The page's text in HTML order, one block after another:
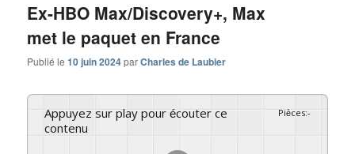
Ex-HBO Max/Discovery+, Max
met le paquet en France
Publié le10 juin 2024parCharles de Laubier
Appuyez sur play pour écouter ce
contenu
Pièces:-